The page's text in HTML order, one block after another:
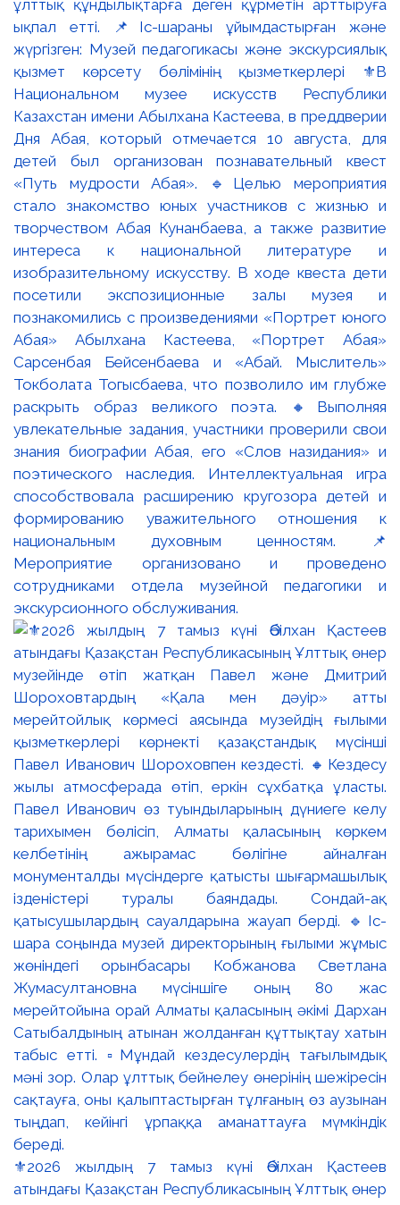
ұлттық құндылықтарға деген құрметін арттыруға
ықпал етті. 📌Іс-шараны ұйымдастырған және
жүргізген: Музей педагогикасы және экскурсиялық
қызмет көрсету бөлімінің қызметкерлері ⚜️В
Национальном музее искусств Республики
Казахстан имени Абылхана Кастеева, в преддверии
Дня Абая, который отмечается 10 августа, для
детей был организован познавательный квест
«Путь мудрости Абая». 🔹Целью мероприятия
стало знакомство юных участников с жизнью и
творчеством Абая Кунанбаева, а также развитие
интереса к национальной литературе и
изобразительному искусству. В ходе квеста дети
посетили экспозиционные залы музея и
познакомились с произведениями «Портрет юного
Абая» Абылхана Кастеева, «Портрет Абая»
Сарсенбая Бейсенбаева и «Абай. Мыслитель»
Токболата Тогысбаева, что позволило им глубже
раскрыть образ великого поэта. 🔸Выполняя
увлекательные задания, участники проверили свои
знания биографии Абая, его «Слов назидания» и
поэтического наследия. Интеллектуальная игра
способствовала расширению кругозора детей и
формированию уважительного отношения к
национальным духовным ценностям. 📌
Мероприятие организовано и проведено
сотрудниками отдела музейной педагогики и
экскурсионного обслуживания.
⚜️2026 жылдың 7 тамыз күні Әбілхан Қастеев
атындағы Қазақстан Республикасының Ұлттық өнер